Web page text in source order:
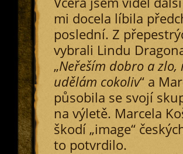
mi docela líbila
poslední. Z
vybrali Lindu
„Neřeším dobro a
udělám cokoliv“ a
působila se svojí
na výletě. Marcela
škodí „image“
to potvrdilo.